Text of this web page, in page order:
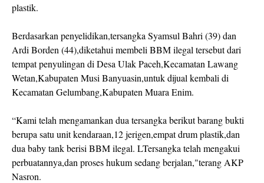
plastik.
Berdasarkan penyelidikan,tersangka Syamsul Bahri (39) dan
Ardi Borden (44),diketahui membeli BBM ilegal tersebut dari
tempat penyulingan di Desa Ulak Paceh,Kecamatan Lawang
Wetan,Kabupaten Musi Banyuasin,untuk dijual kembali di
Kecamatan Gelumbang,Kabupaten Muara Enim.
“Kami telah mengamankan dua tersangka berikut barang bukti
berupa satu unit kendaraan,12 jerigen,empat drum plastik,dan
dua baby tank berisi BBM ilegal. LTersangka telah mengakui
perbuatannya,dan proses hukum sedang berjalan,"terang AKP
Nasron.